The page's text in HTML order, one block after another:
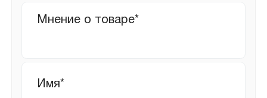
отзыв